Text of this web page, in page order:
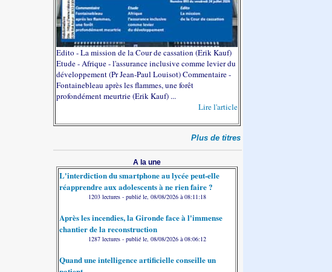
Edito - La mission de la Cour de cassation (Erik Kauf)
Etude - Afrique - l'assurance inclusive comme levier du
développement (Pr Jean-Paul Louisot) Commentaire -
Fontainebleau après les flammes, une forêt
profondément meurtrie (Erik Kauf) ...
Lire l'article
Plus de titres
A la une
L'interdiction du smartphone au lycée peut-elle
réapprendre aux adolescents à ne rien faire ?
1203 lectures - publié le, 08/08/2026 à 08:11:18
Après les incendies, la Gironde face à l'immense
chantier de la reconstruction
1287 lectures - publié le, 08/08/2026 à 08:06:12
Quand une intelligence artificielle conseille un